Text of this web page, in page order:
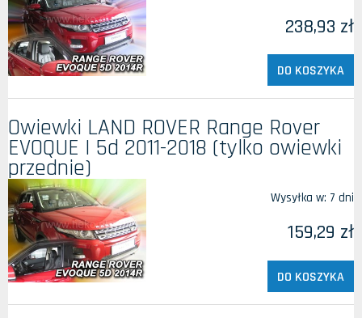
238,93 zł
DO KOSZYKA
Owiewki LAND ROVER Range Rover
EVOQUE I 5d 2011-2018 (tylko owiewki
przednie)
Wysyłka w: 7 dni
159,29 zł
DO KOSZYKA